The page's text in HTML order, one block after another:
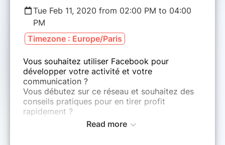
Tue Feb 11, 2020 from 02:00 PM to 04:00
PM
Timezone : Europe/Paris
Vous souhaitez utiliser Facebook pour
développer votre activité et votre
communication ?
Vous débutez sur ce réseau et souhaitez des
conseils pratiques pour en tirer profit
rapidement ?
Read more